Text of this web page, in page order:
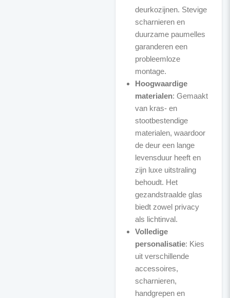
deurkozijnen. Stevige
scharnieren en
duurzame paumelles
garanderen een
probleemloze
montage.
Hoogwaardige
materialen: Gemaakt
van kras- en
stootbestendige
materialen, waardoor
de deur een lange
levensduur heeft en
zijn luxe uitstraling
behoudt. Het
gezandstraalde glas
biedt zowel privacy
als lichtinval.
Volledige
personalisatie: Kies
uit verschillende
accessoires,
scharnieren,
handgrepen en